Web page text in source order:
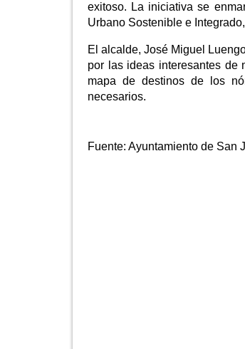
exitoso. La iniciativa se
Urbano Sostenible e
El alcalde, José Miguel
por las ideas interesantes de
mapa de destinos de los
necesarios.
Fuente: Ayuntamiento de San